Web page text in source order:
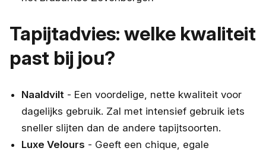
Tapijtadvies: welke kwaliteit
past bij jou?
Naaldvilt - Een voordelige, nette kwaliteit voor
dagelijks gebruik. Zal met intensief gebruik iets
sneller slijten dan de andere tapijtsoorten.
Luxe Velours - Geeft een chique, egale